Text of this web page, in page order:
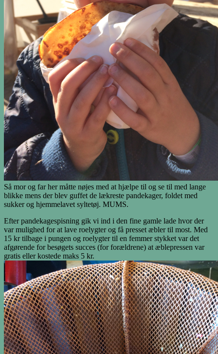
Så mor og far her måtte nøjes med at hjælpe til og se til med lange
blikke mens der blev guffet de lækreste pandekager, foldet med
sukker og hjemmelavet syltetøj. MUMS.
Efter pandekagespisning gik vi ind i den fine gamle lade hvor der
var mulighed for at lave roelygter og få presset æbler til most. Med
15 kr tilbage i pungen og roelygter til en femmer stykket var det
afgørende for besøgets succes (for forældrene) at æblepressen var
gratis eller kostede maks 5 kr.